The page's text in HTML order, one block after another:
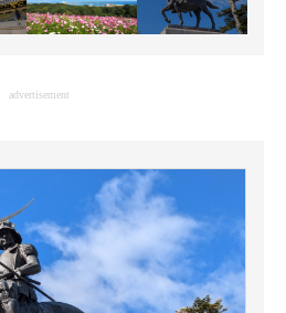
advertisement